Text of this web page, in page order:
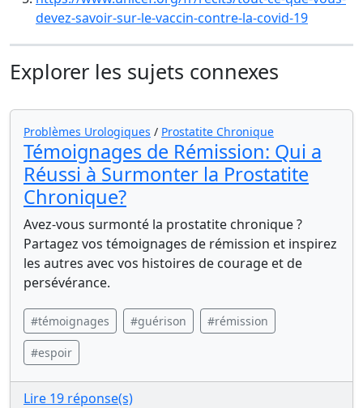
devez-savoir-sur-le-vaccin-contre-la-covid-19
Explorer les sujets connexes
Problèmes Urologiques / Prostatite Chronique
Témoignages de Rémission: Qui a
Réussi à Surmonter la Prostatite
Chronique?
Avez-vous surmonté la prostatite chronique ?
Partagez vos témoignages de rémission et inspirez
les autres avec vos histoires de courage et de
persévérance.
#témoignages #guérison #rémission
#espoir
Lire 19 réponse(s)